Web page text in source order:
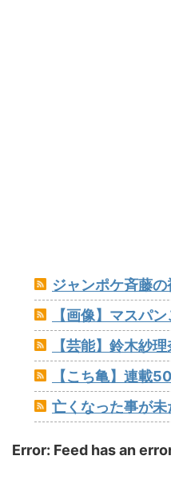
ジャンポケ斉藤の被害女性「バウムクーヘ
【画像】マスパンこと枡
【芸能】鈴木紗理奈（
【こち亀】連載50周年 1
亡くなった事が
Error: Feed has an